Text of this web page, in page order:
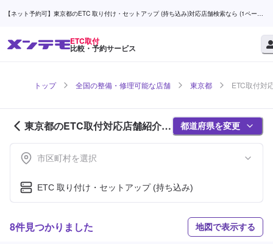
【ネット予約可】東京都のETC 取り付け・セットアップ (持ち込み)対応店舗検索なら (1ページ
ETC取付
比較・予約サービス
トップ 全国の整備・修理可能な店舗 東京都 ETC取付対
東京都のETC取付対応店舗紹介
(1ページ目)
都道府県を変更
市区町村を選択
ETC 取り付け・セットアップ (持ち込み)
8件見つかりました 地図で表示する